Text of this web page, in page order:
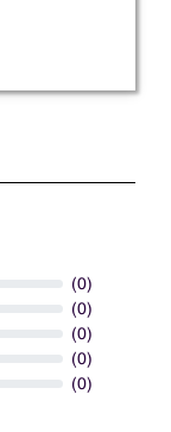
(0)
(0)
(0)
(0)
(0)